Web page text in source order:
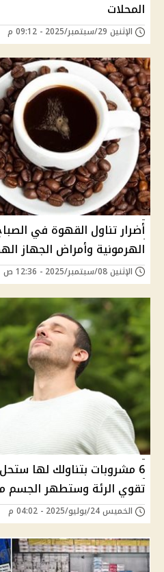
المحلات
الإثنين 29/سبتمبر/2025 - 09:12 م
أضرار تناول القهوة في
الهرمونية وأمراض الجهاز
الإثنين 08/سبتمبر/2025 - 12:36 ص
6 مشروبات بتناولك لها
تقوي الرئة وستطهر الجسم
الخميس 24/يوليو/2025 - 04:02 م